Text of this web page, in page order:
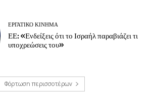
ΕΡΓΑΤΙΚΟ ΚΙΝΗΜΑ
ΕΕ: «Ενδείξεις ότι το Ισραήλ παραβιάζει τι
υποχρεώσεις του»
Φόρτωση περισσοτέρων